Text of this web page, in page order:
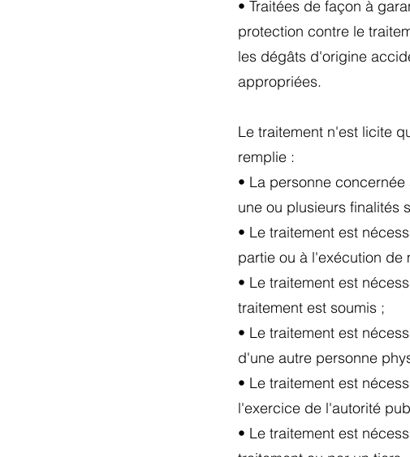
• Traitées de façon à
protection contre le
les dégâts d'origine
appropriées.
Le traitement n'est licite
remplie :
• La personne
une ou plusieurs finalités
• Le traitement est
partie ou à l'exécution
• Le traitement est
traitement est soumis ;
• Le traitement est
d'une autre personne
• Le traitement est
l'exercice de l'autorité
• Le traitement est